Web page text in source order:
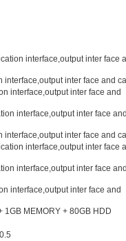
interface,output inter face
interface,output inter face and
interface,output inter face and
interface,output inter face
interface,output inter face and
interface,output inter face
interface,output inter face
interface,output inter face and
1GB MEMORY + 80GB HDD